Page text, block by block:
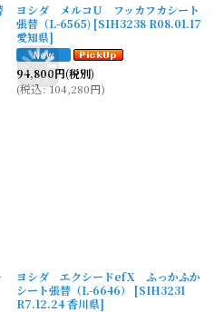
ヨシダ メルコU フッカフカシート
張替（L-6565) [SIH3238 R08.01.17
愛知県]
94,800円(税別)
(税込:104,280円)
ヨシダ エクシードefX ふっかふか
シート張替（L-6646）
[SIH3231
R7.12.24 香川県]